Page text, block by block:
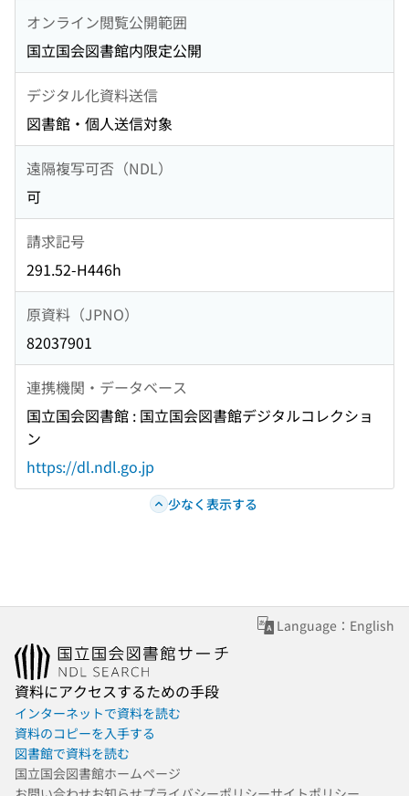
オンライン閲覧公開範囲
国立国会図書館内限定公開
デジタル化資料送信
図書館・個人送信対象
遠隔複写可否（NDL）
可
請求記号
291.52-H446h
原資料（JPNO）
82037901
連携機関・データベース
国立国会図書館 : 国立国会図書館デジタルコレクショ
ン
https://dl.ndl.go.jp
少なく表示する
Language：English
資料にアクセスするための手段
インターネットで資料を読む
資料のコピーを入手する
図書館で資料を読む
国立国会図書館ホームページ